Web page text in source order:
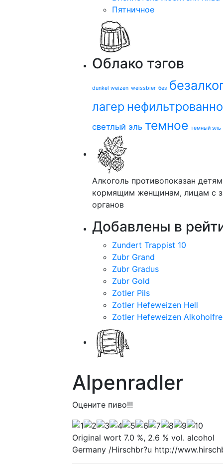
Пятничное
Облако тэгов
dunkel weizen weissbier без
лагер
светлый эль темное темный эль
Алкоголь противопоказан
кормящим женщинам, лицам с
органов
Добавлены в
Zundert Trappist 10
Zubr Grand
Zubr Gradus
Zubr Gold
Zotler Pils
Zotler Hefeweizen Hell
Zotler Hefeweizen
Alpenradler
Оцените пиво!!!
Original wort 7.0 %, 2.6 % vol. alcohol
Germany /Hirschbr?u http://